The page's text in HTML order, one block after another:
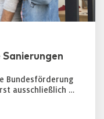
Bundesförderung
ausschließlich …